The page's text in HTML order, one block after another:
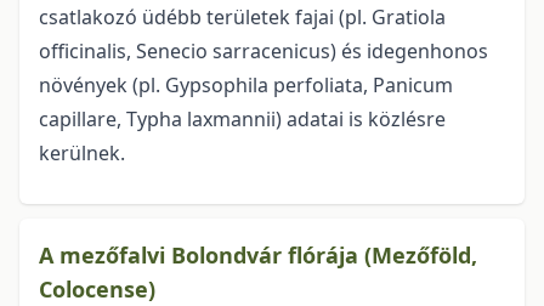
csatlakozó üdébb területek fajai (pl. Gratiola
officinalis, Senecio sarracenicus) és idegenhonos
növények (pl. Gypsophila perfoliata, Panicum
capillare, Typha laxmannii) adatai is közlésre
kerülnek.
A mezőfalvi Bolondvár flórája (Mezőföld,
Colocense)